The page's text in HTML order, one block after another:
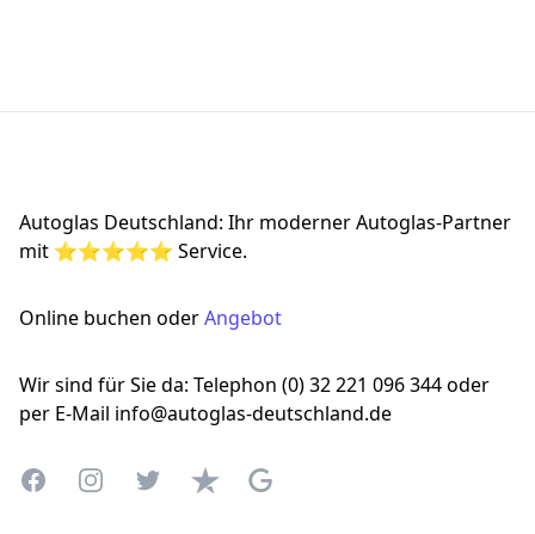
Autoglas Deutschland: Ihr moderner Autoglas-Partner
mit ⭐⭐⭐⭐⭐ Service.
Online buchen oderAngebot
Wir sind für Sie da: Telephon (0) 32 221 096 344 oder
per E-Mail info@autoglas-deutschland.de
FacebookInstagramTwitterTrustpilotGoogle Business Profile